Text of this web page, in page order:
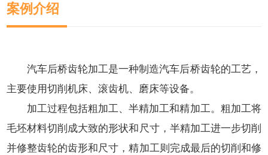
案例介绍
汽车后桥齿轮加工是一种制造汽车后桥齿轮的工艺，
主要使用切削机床、滚齿机、磨床等设备。
加工过程包括粗加工、半精加工和精加工。粗加工将
毛坯材料切削成大致的形状和尺寸，半精加工进一步切削
并修整齿轮的齿形和尺寸，精加工则完成最后的切削和修